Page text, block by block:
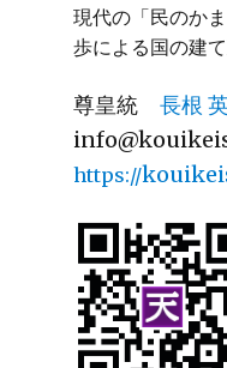
現代の「民のか
歩による国の建
尊皇統 長根
https://